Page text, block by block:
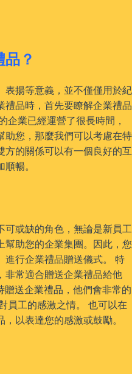
？
表揚等意義，並不僅僅用於紀
品時，首先要瞭解企業禮品
企業已經運營了很長時間，
助您，那麼我們可以考慮在特
的關係可以有一個良好的互
暢。
可或缺的角色，無論是新員工
助您的企業集團。因此，您
進行企業禮品贈送儀式。 特
非常適合贈送企業禮品給他
送企業禮品，他們會非常的
員工的感激之情。 也可以在
以表達您的感激或鼓勵。